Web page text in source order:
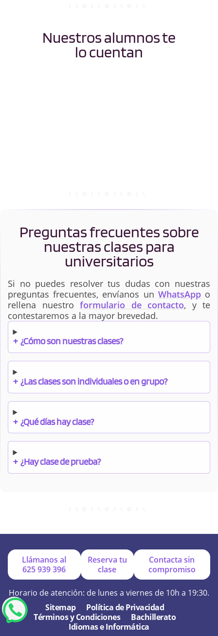
Nuestros alumnos te
lo cuentan
Preguntas frecuentes sobre
nuestras clases para
universitarios
Si no puedes resolver tus dudas con nuestras
preguntas frecuentes, envíanos un WhatsAppo
rellena nuestro formulario de contacto, y te
contestaremos a la mayor brevedad.
+ ¿Cómo son nuestras clases?
+ ¿Las clases son individuales o en grupo?
+ ¿Qué días hay clase?
+ ¿Hay clase de prueba?
+ ¿Por qué online?
+ ¿Se hacen exámenes de prueba?
Llámanos al
625 939 396
Reserva tu
clase
Contacta sin
compromiso
Horario de atención: de lunes a viernes de 10h a 19:30.
Sitemap
Política de Privacidad
Términos y Condiciones
Bachillerato
Idiomas e Informática